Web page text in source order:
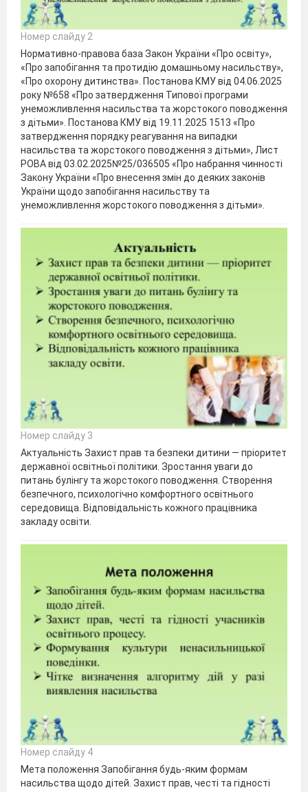
Номер слайду 2
Нормативно-правова база Закон України «Про освіту»,
«Про запобігання та протидію домашньому насильству»,
«Про охорону дитинства». Постанова КМУ від 04.06.2025
року №658 «Про затвердження Типової програми
унеможливлення насильства та жорстокого поводження
з дітьми». Постанова КМУ від 19.11.2025 1513 «Про
затвердження порядку реагування на випадки
насильства та жорстокого поводження з дітьми», Лист
РОВА від 03.02.2025№25/036505 «Про набрання чинності
Закону України «Про внесення змін до деяких законів
України щодо запобігання насильству та
унеможливлення жорстокого поводження з дітьми».
Номер слайду 3
Актуальність Захист прав та безпеки дитини — пріоритет
державної освітньої політики. Зростання уваги до
питань булінгу та жорстокого поводження. Створення
безпечного, психологічно комфортного освітнього
середовища. Відповідальність кожного працівника
закладу освіти.
Номер слайду 4
Мета положення Запобігання будь-яким формам
насильства щодо дітей. Захист прав, честі та гідності